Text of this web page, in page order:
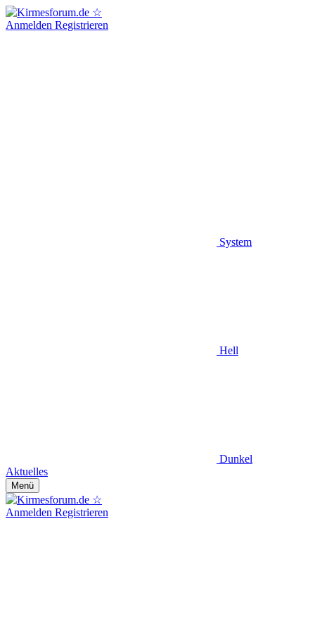
Anmelden Registrieren
System
Hell
Dunkel
Aktuelles
Menü
Anmelden Registrieren